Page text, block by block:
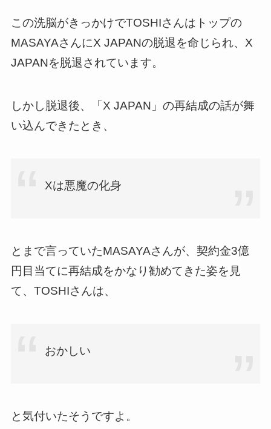
この洗脳がきっかけでTOSHIさんはトップの
MASAYAさんにX JAPANの脱退を命じられ、X
JAPANを脱退されています。
しかし脱退後、「X JAPAN」の再結成の話が舞
い込んできたとき、
Xは悪魔の化身
とまで言っていたMASAYAさんが、契約金3億
円目当てに再結成をかなり勧めてきた姿を見
て、TOSHIさんは、
おかしい
と気付いたそうですよ。